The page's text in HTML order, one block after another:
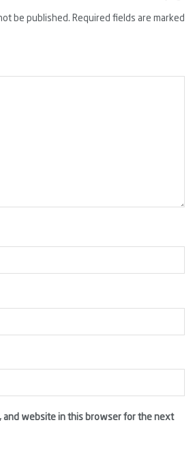
be published. Required fields are marked
and website in this browser for the next